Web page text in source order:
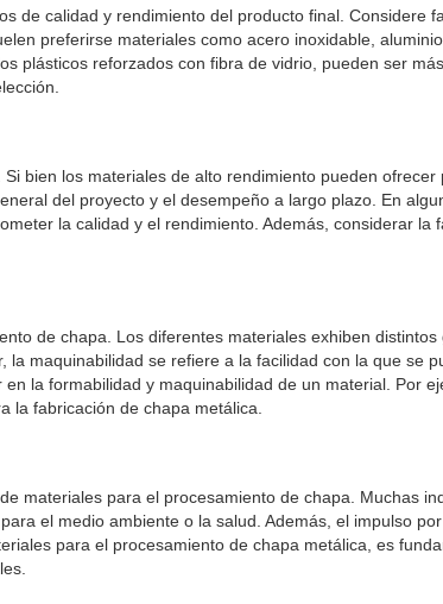
calidad y rendimiento del producto final. Considere
preferirse materiales como acero inoxidable,
plásticos reforzados con fibra de vidrio, pueden ser
bien los materiales de alto rendimiento pueden
del proyecto y el desempeño a largo plazo. En
la calidad y el rendimiento. Además, considerar la
de chapa. Los diferentes materiales exhiben
maquinabilidad se refiere a la facilidad con la que se
la formabilidad y maquinabilidad de un material. Por
la fabricación de chapa metálica.
materiales para el procesamiento de chapa. Muchas
el medio ambiente o la salud. Además, el impulso
para el procesamiento de chapa metálica, es